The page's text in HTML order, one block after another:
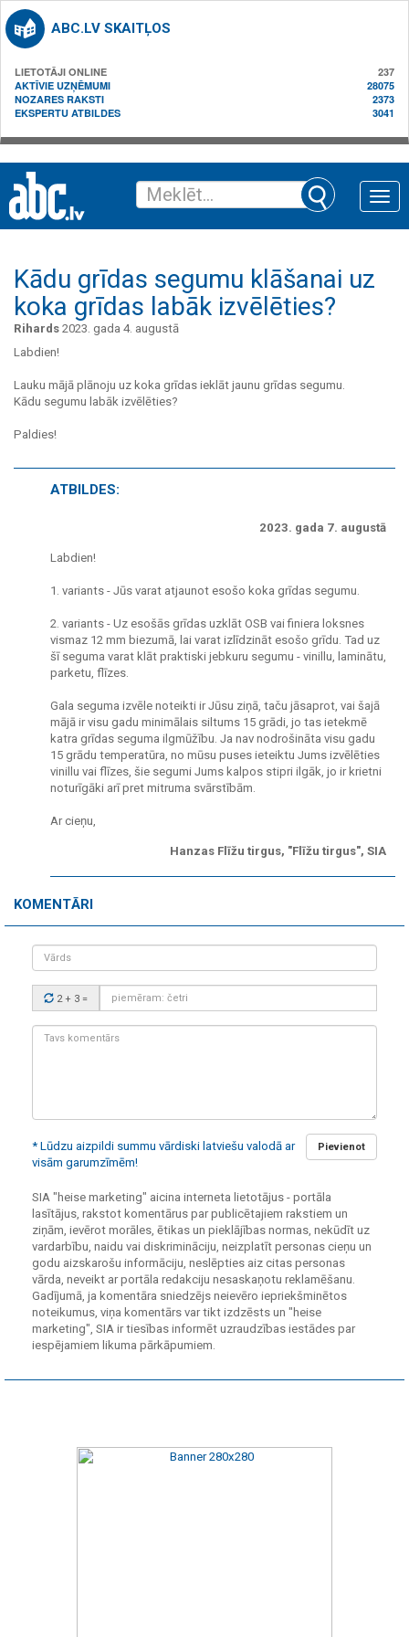
ABC.LV SKAITĻOS
LIETOTĀJI ONLINE
237
AKTĪVIE UZŅĒMUMI
28075
NOZARES RAKSTI
2373
EKSPERTU ATBILDES
3041
Toggle
Kādu grīdas segumu klāšanai uz
koka grīdas labāk izvēlēties?
Rihards 2023. gada 4. augustā
Labdien!
Lauku mājā plānoju uz koka grīdas ieklāt jaunu grīdas segumu.
Kādu segumu labāk izvēlēties?
Paldies!
ATBILDES:
2023. gada 7. augustā
Labdien!
1. variants - Jūs varat atjaunot esošo koka grīdas segumu.
2. variants - Uz esošās grīdas uzklāt OSB vai finiera loksnes
vismaz 12 mm biezumā, lai varat izlīdzināt esošo grīdu. Tad uz
šī seguma varat klāt praktiski jebkuru segumu - vinillu, laminātu,
parketu, flīzes.
Gala seguma izvēle noteikti ir Jūsu ziņā, taču jāsaprot, vai šajā
mājā ir visu gadu minimālais siltums 15 grādi, jo tas ietekmē
katra grīdas seguma ilgmūžību. Ja nav nodrošināta visu gadu
15 grādu temperatūra, no mūsu puses ieteiktu Jums izvēlēties
vinillu vai flīzes, šie segumi Jums kalpos stipri ilgāk, jo ir krietni
noturīgāki arī pret mitruma svārstībām.
Ar cieņu,
Hanzas Flīžu tirgus, "Flīžu tirgus", SIA
KOMENTĀRI
Vārds
Drošības
kods:
2 + 3 =
Tavs
Pievienot
* Lūdzu aizpildi summu vārdiski latviešu valodā ar
visām garumzīmēm!
SIA "heise marketing" aicina interneta lietotājus - portāla
lasītājus, rakstot komentārus par publicētajiem rakstiem un
ziņām, ievērot morāles, ētikas un pieklājības normas, nekūdīt uz
vardarbību, naidu vai diskrimināciju, neizplatīt personas cieņu un
godu aizskarošu informāciju, neslēpties aiz citas personas
vārda, neveikt ar portāla redakciju nesaskaņotu reklamēšanu.
Gadījumā, ja komentāra sniedzējs neievēro iepriekšminētos
noteikumus, viņa komentārs var tikt izdzēsts un "heise
marketing", SIA ir tiesības informēt uzraudzības iestādes par
iespējamiem likuma pārkāpumiem.